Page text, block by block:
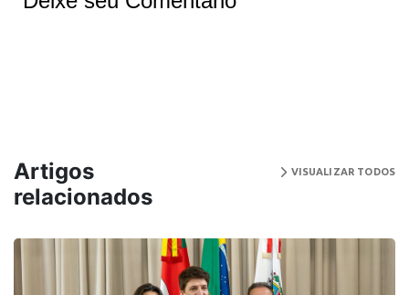
Artigos
relacionados
VISUALIZAR TODOS